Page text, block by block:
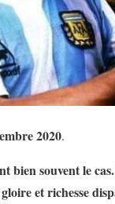
2020.
bien souvent le
et richesse